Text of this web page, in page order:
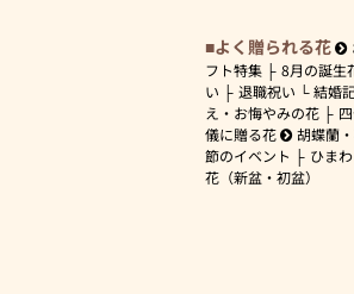
よく贈られる花
フト特集
8月の誕生
い
退職祝い 結婚
え・お悔やみの花
儀に贈る花
胡蝶蘭
節のイベント
ひま
花（新盆・初盆）